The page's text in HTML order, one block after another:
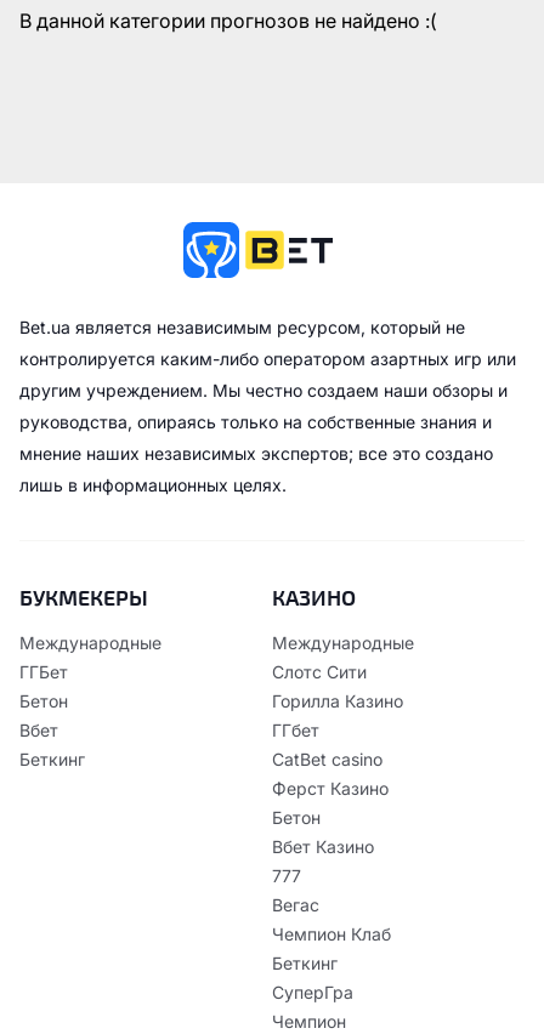
В данной категории прогнозов не найдено :(
Bet.ua является независимым ресурсом, который не
контролируется каким-либо оператором азартных игр или
другим учреждением. Мы честно создаем наши обзоры и
руководства, опираясь только на собственные знания и
мнение наших независимых экспертов; все это создано
лишь в информационных целях.
БУКМЕКЕРЫ
Международные
ГГБет
Бетон
Вбет
Беткинг
КАЗИНО
Международные
Слотс Сити
Горилла Казино
ГГбет
CatBet casino
Ферст Казино
Бетон
Вбет Казино
777
Вегас
Чемпион Клаб
Беткинг
СуперГра
Чемпион